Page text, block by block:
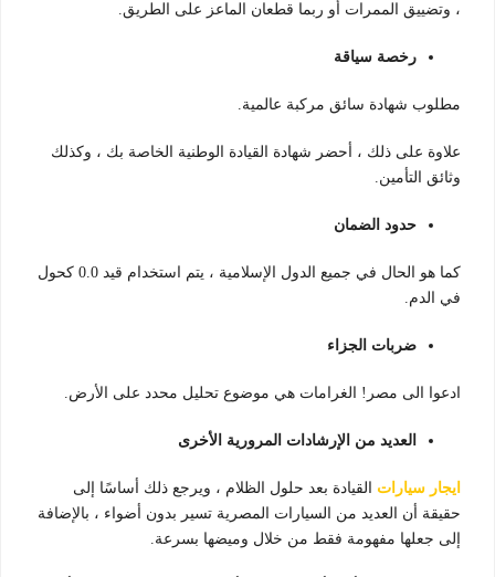
، وتضييق الممرات أو ربما قطعان الماعز على الطريق.
رخصة سياقة
مطلوب شهادة سائق مركبة عالمية.
علاوة على ذلك ، أحضر شهادة القيادة الوطنية الخاصة بك ، وكذلك
وثائق التأمين.
حدود الضمان
كما هو الحال في جميع الدول الإسلامية ، يتم استخدام قيد 0.0 كحول
في الدم.
ضربات الجزاء
ادعوا الى مصر! الغرامات هي موضوع تحليل محدد على الأرض.
العديد من الإرشادات المرورية الأخرى
ايجار سيارات القيادة بعد حلول الظلام ، ويرجع ذلك أساسًا إلى
حقيقة أن العديد من السيارات المصرية تسير بدون أضواء ، بالإضافة
إلى جعلها مفهومة فقط من خلال وميضها بسرعة.